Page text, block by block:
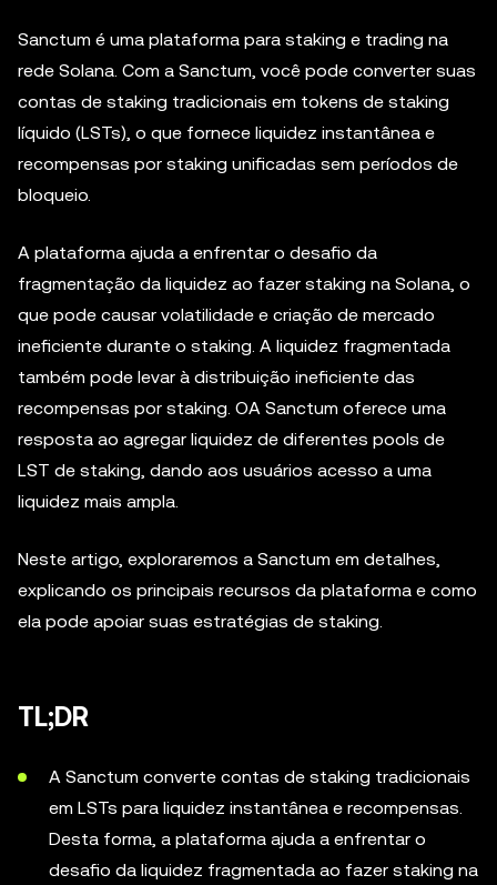
Sanctum é uma plataforma para staking e trading na
rede Solana. Com a Sanctum, você pode converter suas
contas de staking tradicionais em tokens de staking
líquido (LSTs), o que fornece liquidez instantânea e
recompensas por staking unificadas sem períodos de
bloqueio.
A plataforma ajuda a enfrentar o desafio da
fragmentação da liquidez ao fazer staking na Solana, o
que pode causar volatilidade e criação de mercado
ineficiente durante o staking. A liquidez fragmentada
também pode levar à distribuição ineficiente das
recompensas por staking. OA Sanctum oferece uma
resposta ao agregar liquidez de diferentes pools de
LST de staking, dando aos usuários acesso a uma
liquidez mais ampla.
Neste artigo, exploraremos a Sanctum em detalhes,
explicando os principais recursos da plataforma e como
ela pode apoiar suas estratégias de staking.
TL;DR
A Sanctum converte contas de staking tradicionais
em LSTs para liquidez instantânea e recompensas.
Desta forma, a plataforma ajuda a enfrentar o
desafio da liquidez fragmentada ao fazer staking na